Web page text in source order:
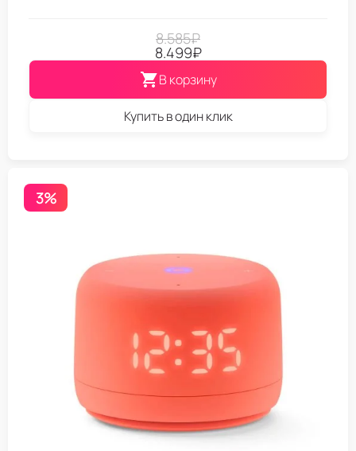
8.585₽
8.499₽
В корзину
Купить в один клик
3%